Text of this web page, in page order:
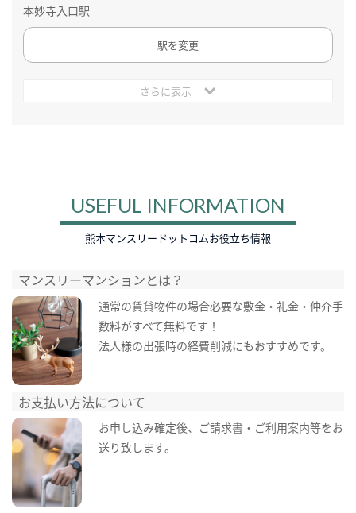
本妙寺入口駅
駅を変更
さらに表示
USEFUL INFORMATION
熊本マンスリードットコムお役立ち情報
マンスリーマンションとは？
通常の賃貸物件の場合必要な敷金・礼金・仲介手
数料がすべて無料です！
法人様の出張時の経費削減にもおすすめです。
お支払い方法について
お申し込み確定後、ご請求書・ご利用案内等をお
送り致します。